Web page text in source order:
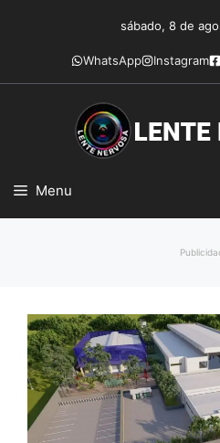
conteúdo
sábado, 8 de
WhatsApp Instagram
Menu